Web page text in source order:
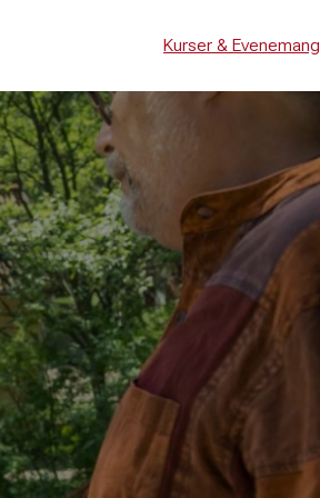
Kurser & Evenemang